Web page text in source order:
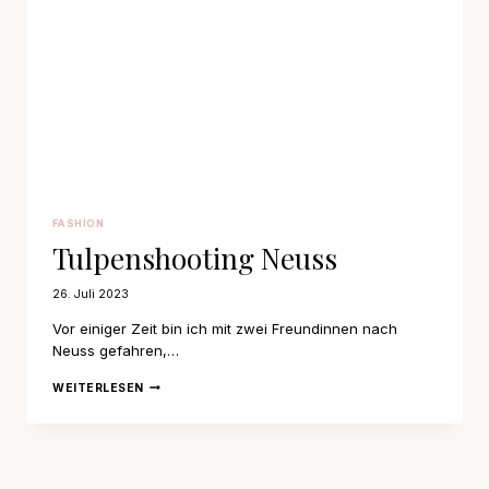
FASHION
Tulpenshooting Neuss
26. Juli 2023
Vor einiger Zeit bin ich mit zwei Freundinnen nach
Neuss gefahren,…
WEITERLESENTULPENSHOOTING